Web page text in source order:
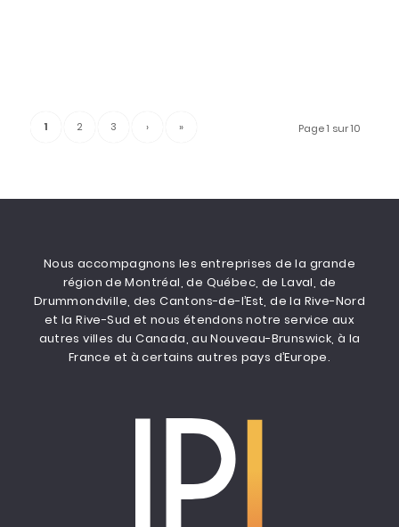
Page 1 sur 10
1 2 3 › »
Nous accompagnons les entreprises de la grande
région de Montréal, de Québec, de Laval, de
Drummondville, des Cantons-de-l’Est, de la Rive-Nord
et la Rive-Sud et nous étendons notre service aux
autres villes du Canada, au Nouveau-Brunswick, à la
France et à certains autres pays d’Europe.